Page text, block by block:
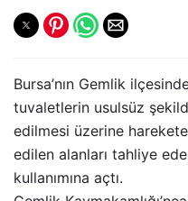
Bursa’nın Gemlik
tuvaletlerin usulsüz
edilmesi üzerine
edilen alanları tahliye
kullanımına açtı.